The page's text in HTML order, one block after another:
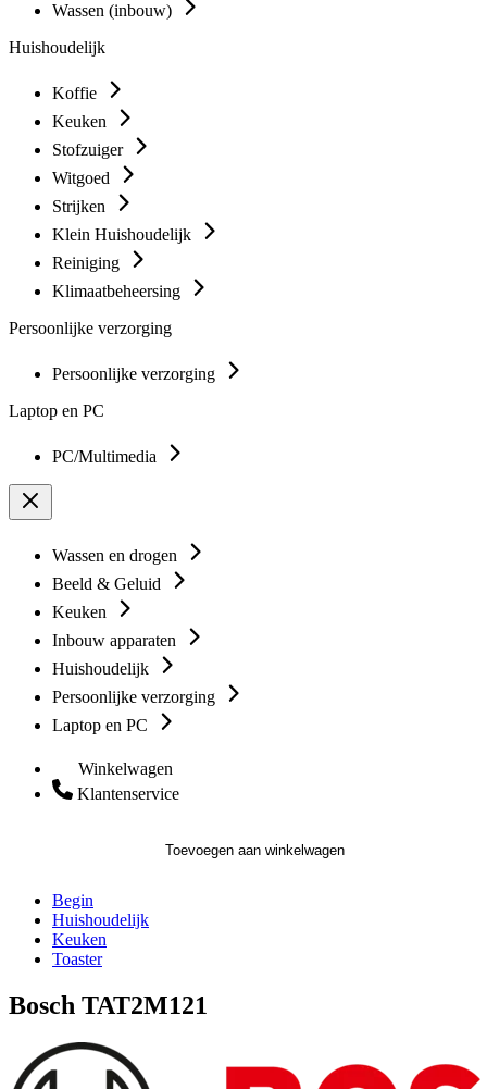
Wassen (inbouw)
Huishoudelijk
Koffie
Keuken
Stofzuiger
Witgoed
Strijken
Klein Huishoudelijk
Reiniging
Klimaatbeheersing
Persoonlijke verzorging
Persoonlijke verzorging
Laptop en PC
PC/Multimedia
Wassen en drogen
Beeld & Geluid
Keuken
Inbouw apparaten
Huishoudelijk
Persoonlijke verzorging
Laptop en PC
Winkelwagen
Klantenservice
Toevoegen aan winkelwagen
Begin
Huishoudelijk
Keuken
Toaster
Bosch TAT2M121